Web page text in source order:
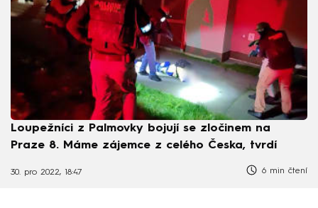
Loupežníci z Palmovky bojují se zločinem na
Praze 8. Máme zájemce z celého Česka, tvrdí
30. pro 2022, 18:47 6 min čtení